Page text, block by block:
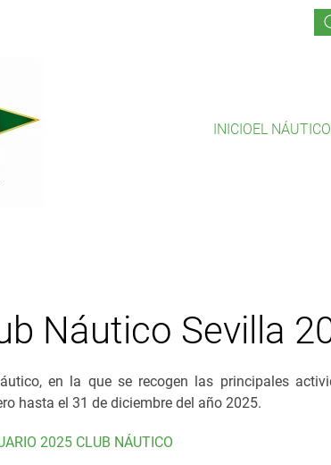
INICIOEL NÁUTICO
Náutico Sevilla
en la que se recogen las principales
hasta el 31 de diciembre del año 2025.
2025 CLUB NÁUTICO